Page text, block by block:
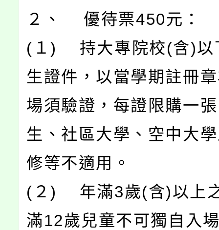
２、 優待票450元：
(１) 持大專院校(含)以
生證件，以當學期註冊
場須驗證，每證限購一
生、社區大學、空中大
修等不適用。
(２) 年滿3歲(含)以上
滿12歲兒童不可獨自入